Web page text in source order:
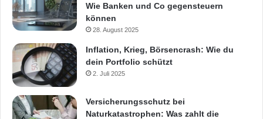
Wie Banken und Co gegensteuern
können
28. August 2025
Inflation, Krieg, Börsencrash: Wie du
dein Portfolio schützt
2. Juli 2025
Versicherungsschutz bei
Naturkatastrophen: Was zahlt die